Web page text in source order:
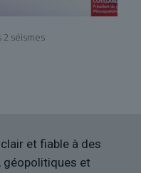
séismes
et fiable à des
et